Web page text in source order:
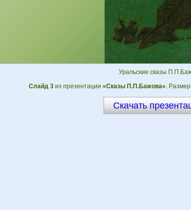
Уральские сказы
Слайд 3 из презентации «Сказы П.П.Бажова».
Скачать